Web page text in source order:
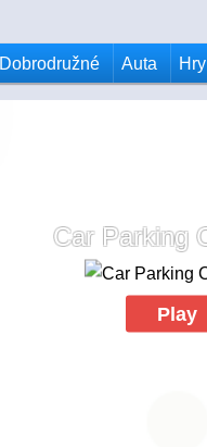
Dobrodružné Auta
Car Parking
Play